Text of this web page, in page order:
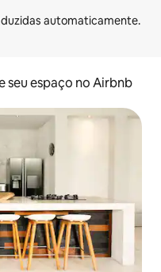
seu espaço no Airbnb